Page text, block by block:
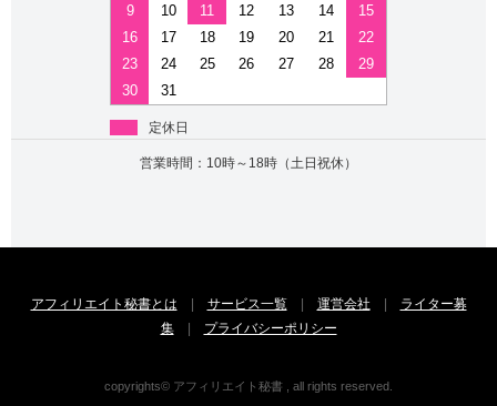
9
10 11 12 13 14
15
16
17 18 19 20 21
22
23
24 25 26 27 28
29
30
31
定休日
営業時間：10時～18時（土日祝休）
アフィリエイト秘書とは | サービス一覧| 運営会社 |
ライター募
集| プライバシーポリシー
copyrights© アフィリエイト秘書 , all rights reserved.